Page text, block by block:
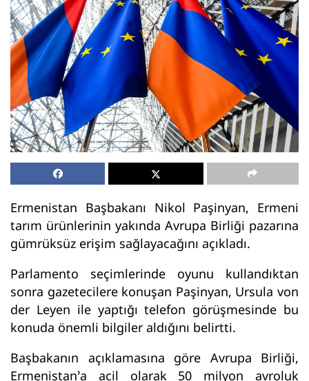
Ermenistan Başbakanı Nikol Paşinyan, Ermeni
tarım ürünlerinin yakında Avrupa Birliği pazarına
gümrüksüz erişim sağlayacağını açıkladı.
Parlamento seçimlerinde oyunu kullandıktan
sonra gazetecilere konuşan Paşinyan, Ursula von
der Leyen ile yaptığı telefon görüşmesinde bu
konuda önemli bilgiler aldığını belirtti.
Başbakanın açıklamasına göre Avrupa Birliği,
Ermenistan’a acil olarak 50 milyon avroluk